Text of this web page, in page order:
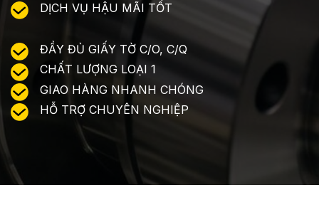
DỊCH VỤ HẬU MÃI TỐT
ĐẦY ĐỦ GIẤY TỜ C/O, C/Q
CHẤT LƯỢNG LOẠI 1
GIAO HÀNG NHANH CHÓNG
HỖ TRỢ CHUYÊN NGHIỆP